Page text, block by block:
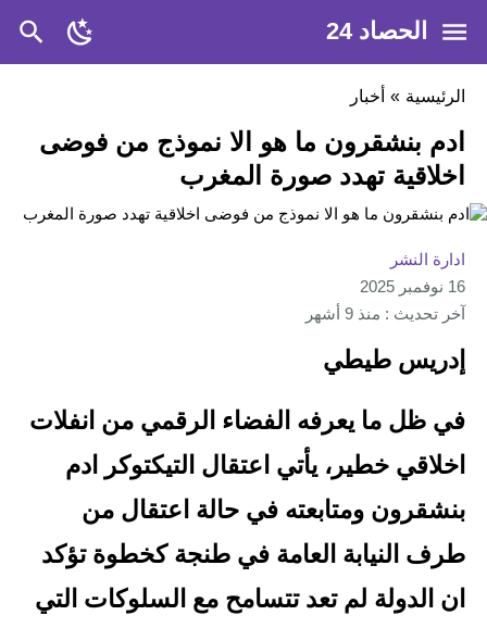
الحصاد 24
الرئيسية » أخبار
ادم بنشقرون ما هو الا نموذج من فوضى
اخلاقية تهدد صورة المغرب
ادارة النشر
16 نوفمبر 2025
آخر تحديث : منذ 9 أشهر
إدريس طيطي
في ظل ما يعرفه الفضاء الرقمي من انفلات
اخلاقي خطير، يأتي اعتقال التيكتوكر ادم
بنشقرون ومتابعته في حالة اعتقال من
طرف النيابة العامة في طنجة كخطوة تؤكد
ان الدولة لم تعد تتسامح مع السلوكات التي